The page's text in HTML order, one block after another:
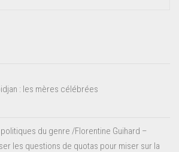
: les mères célébrées
du genre /Florentine Guihard –
les questions de quotas pour miser sur la